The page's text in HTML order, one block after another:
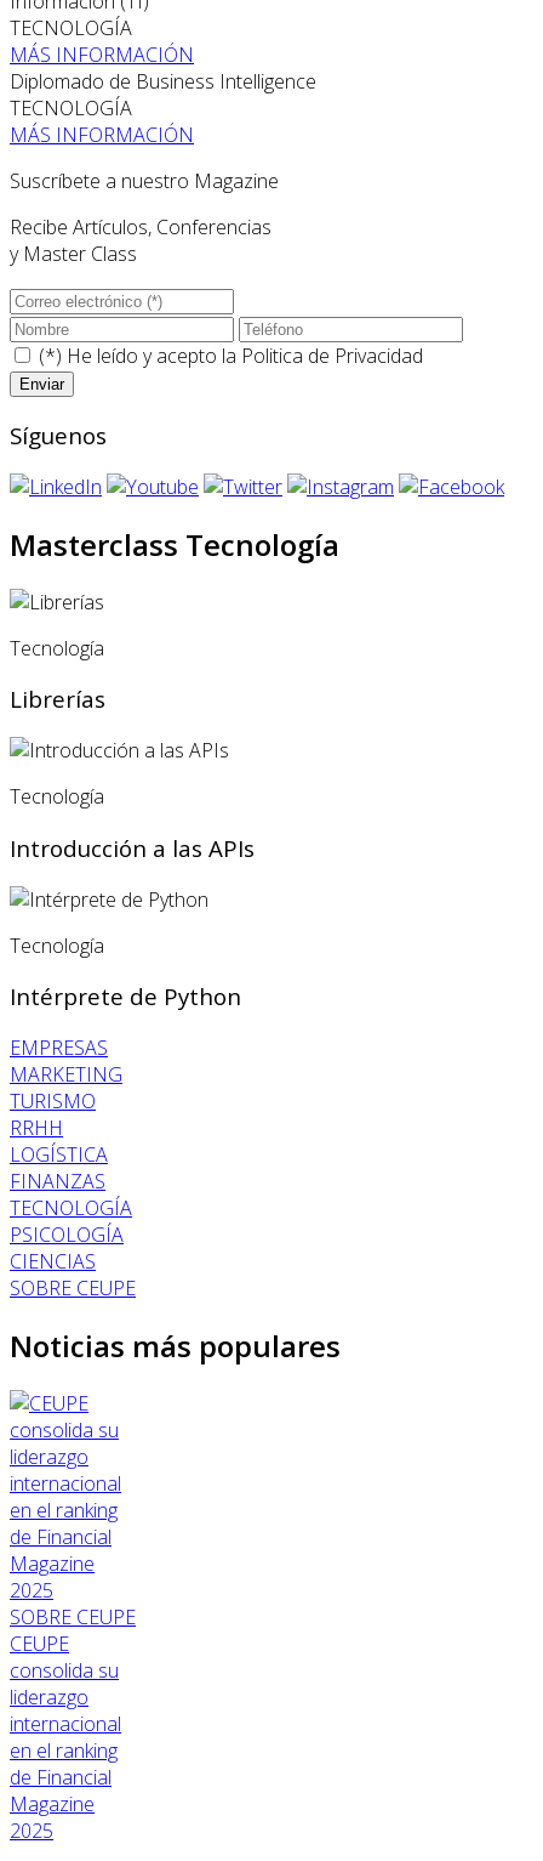
TECNOLOGÍA
MÁS INFORMACIÓN
Diplomado de Business Intelligence
TECNOLOGÍA
MÁS INFORMACIÓN
Suscríbete a nuestro Magazine
Recibe Artículos, Conferencias
y Master Class
(*) He leído y acepto la Politica de Privacidad
Síguenos
Masterclass Tecnología
Tecnología
Librerías
Tecnología
Introducción a las APIs
Tecnología
Intérprete de Python
EMPRESAS
MARKETING
TURISMO
RRHH
LOGÍSTICA
FINANZAS
TECNOLOGÍA
PSICOLOGÍA
CIENCIAS
SOBRE CEUPE
Noticias más populares
SOBRE CEUPE
CEUPE
consolida su
liderazgo
internacional
en el ranking
de Financial
Magazine
2025